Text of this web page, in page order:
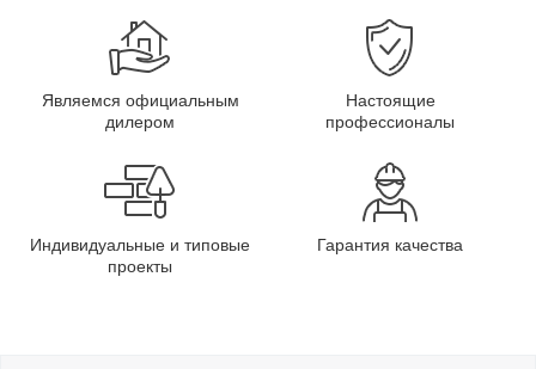
Являемся официальным
дилером
Настоящие
профессионалы
Индивидуальные и типовые
проекты
Гарантия качества